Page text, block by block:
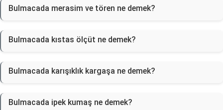
Bulmacada merasim ve tören ne demek?
Bulmacada kıstas ölçüt ne demek?
Bulmacada karışıklık kargaşa ne demek?
Bulmacada ipek kumaş ne demek?